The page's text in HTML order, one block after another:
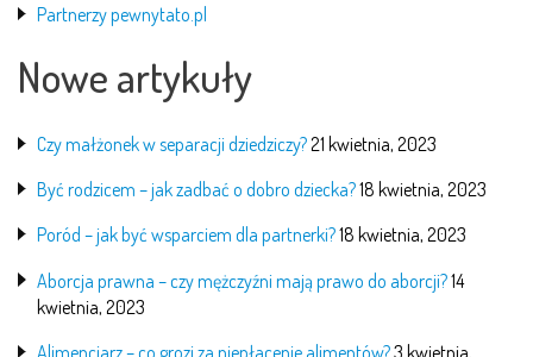
Partnerzy pewnytato.pl
Nowe artykuły
Czy małżonek w separacji dziedziczy?21 kwietnia, 2023
Być rodzicem – jak zadbać o dobro dziecka?18 kwietnia, 2023
Poród – jak być wsparciem dla partnerki?18 kwietnia, 2023
Aborcja prawna – czy mężczyźni mają prawo do aborcji?14
kwietnia, 2023
Alimenciarz – co grozi za niepłacenie alimentów?3 kwietnia,